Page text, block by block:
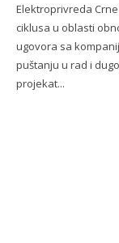
Elektroprivreda
ciklusa u oblasti
ugovora sa
puštanju u rad i
projekat...